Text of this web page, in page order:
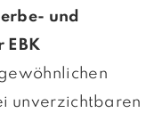
und
EBK
unverzichtbaren